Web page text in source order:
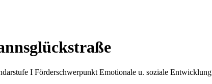
I Förderschwerpunkt Emotionale u. soziale Entwicklung